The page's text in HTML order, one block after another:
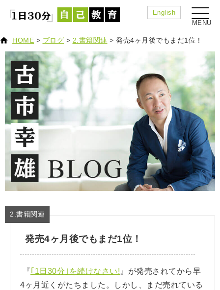
English
HOME > ブログ > 2.書籍関連 > 発売4ヶ月後でもまだ1位！
2.書籍関連
発売4ヶ月後でもまだ1位！
『｢1日30分｣を続けなさい! 』が発売されてから早
4ヶ月近くがたちました。しかし、まだ売れている